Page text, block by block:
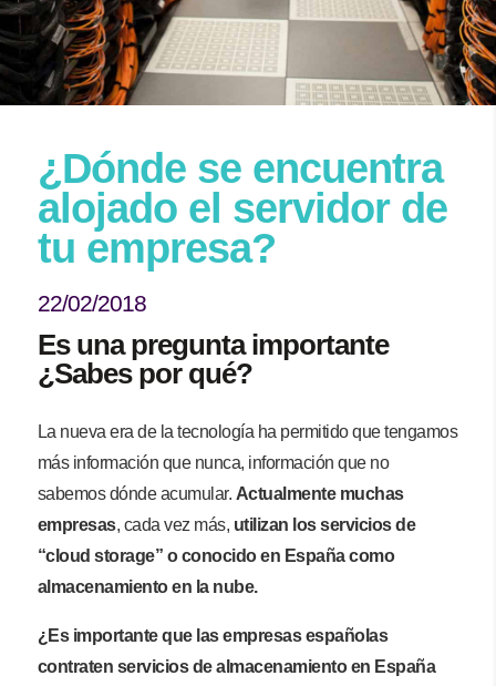
¿Dónde se encuentra
alojado el servidor de
tu empresa?
22/02/2018
Es una pregunta importante
¿Sabes por qué?
La nueva era de la tecnología ha permitido que tengamos
más información que nunca, información que no
sabemos dónde acumular. Actualmente muchas
empresas, cada vez más, utilizan los servicios de
“cloud storage” o conocido en España como
almacenamiento en la nube.
¿Es importante que las empresas españolas
contraten servicios de almacenamiento en España